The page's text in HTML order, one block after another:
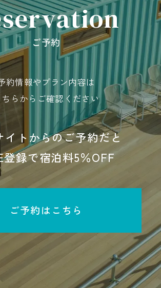
ご予約
約情報やプラン内容は
ちらからご確認ください
イトからのご予約だと
登録で宿泊料5％OFF
ご予約はこちら